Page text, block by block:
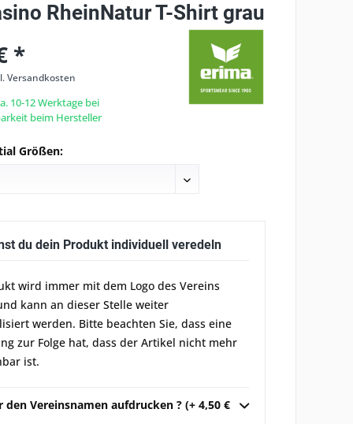
RheinNatur T-Shirt grau
*
Versandkosten
10-12 Werktage bei
beim Hersteller
Größen:
du dein Produkt individuell veredeln
wird immer mit dem Logo des Vereins
kann an dieser Stelle weiter
werden. Bitte beachten Sie, dass eine
zur Folge hat, dass der Artikel nicht mehr
ist.
den Vereinsnamen aufdrucken ? (+ 4,50 €